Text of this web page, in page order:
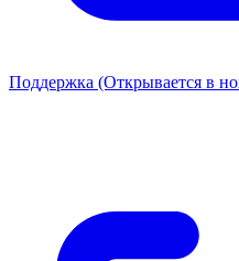
Поддержка (Открывается в